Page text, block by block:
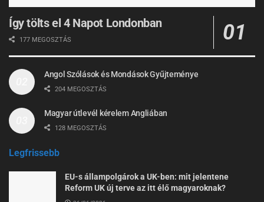
Így tölts el 4 Napot Londonban
177 MEGOSZTÁS
Angol Szólások és Mondások Gyűjteménye
204 MEGOSZTÁS
Magyar útlevél kérelem Angliában
128 MEGOSZTÁS
Legfrissebb
EU-s állampolgárok a UK-ben: mit jelentene
Reform UK új terve az itt élő magyaroknak?